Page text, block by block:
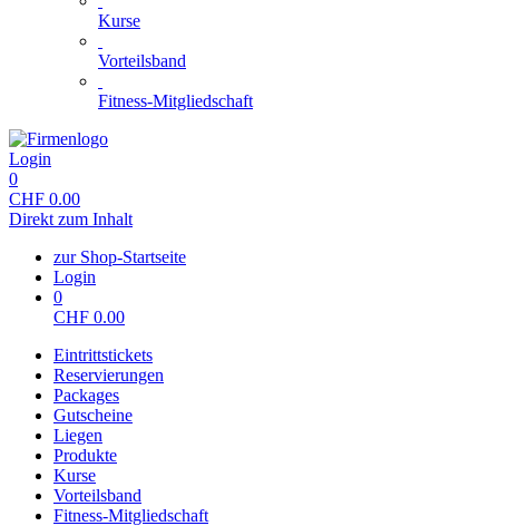
Kurse
Vorteilsband
Fitness-Mitgliedschaft
Login
0
CHF 0.00
Direkt zum Inhalt
zur Shop-Startseite
Login
0
CHF 0.00
Eintrittstickets
Reservierungen
Packages
Gutscheine
Liegen
Produkte
Kurse
Vorteilsband
Fitness-Mitgliedschaft